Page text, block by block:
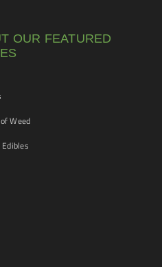
OUR FEATURED
Weed